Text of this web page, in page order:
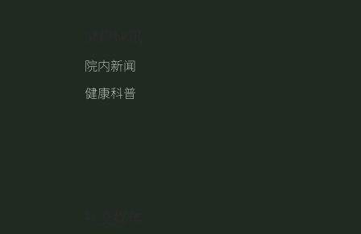
院内新闻
健康科普